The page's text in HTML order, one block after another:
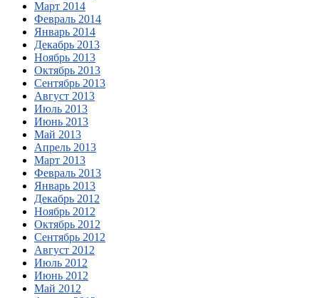
Март 2014
Февраль 2014
Январь 2014
Декабрь 2013
Ноябрь 2013
Октябрь 2013
Сентябрь 2013
Август 2013
Июль 2013
Июнь 2013
Май 2013
Апрель 2013
Март 2013
Февраль 2013
Январь 2013
Декабрь 2012
Ноябрь 2012
Октябрь 2012
Сентябрь 2012
Август 2012
Июль 2012
Июнь 2012
Май 2012